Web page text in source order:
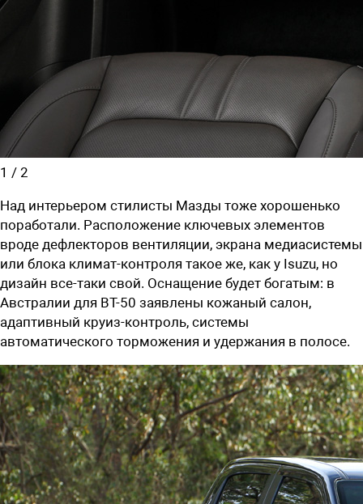
1 / 2
Над интерьером стилисты Мазды тоже хорошенько
поработали. Расположение ключевых элементов
вроде дефлекторов вентиляции, экрана медиасистемы
или блока климат-контроля такое же, как у Isuzu, но
дизайн все-таки свой. Оснащение будет богатым: в
Австралии для BT-50 заявлены кожаный салон,
адаптивный круиз-контроль, системы
автоматического торможения и удержания в полосе.